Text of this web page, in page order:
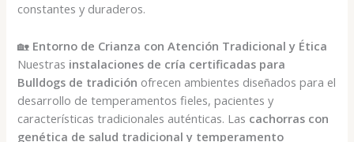
constantes y duraderos.
🏡 Entorno de Crianza con Atención Tradicional y Ética
Nuestras instalaciones de cría certificadas para
Bulldogs de tradición ofrecen ambientes diseñados para el
desarrollo de temperamentos fieles, pacientes y
características tradicionales auténticas. Las cachorras con
genética de salud tradicional y temperamento